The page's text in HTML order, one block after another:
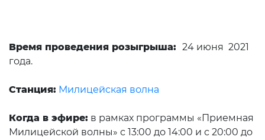
Время проведения розыгрыша: 24 июня 2021
года.
Станция: Милицейская волна
Когда в эфире: в рамках программы «Приемная
Милицейской волны» с 13:00 до 14:00 и с 20:00 до